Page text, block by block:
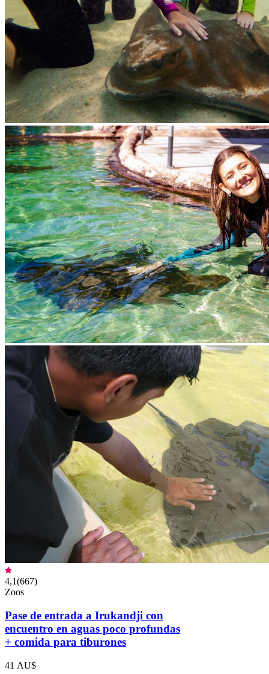
4,1(667)
Zoos
Pase de entrada a Irukandji con
encuentro en aguas poco profundas
+ comida para tiburones
41 AU$